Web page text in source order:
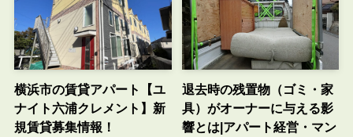
横浜市の賃貸アパート【ユ
ナイト六浦クレメント】新
規賃貸募集情報！
退去時の残置物（ゴミ・家
具）がオーナーに与える影
響とは|アパート経営・マン